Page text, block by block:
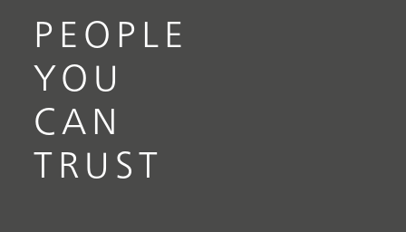
PEOPLE
YOU
CAN
TRUST